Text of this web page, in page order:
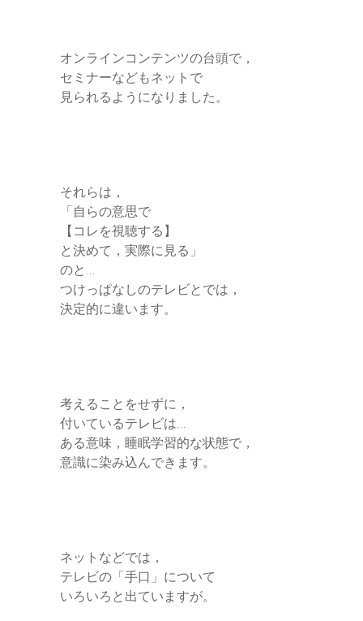
オンラインコンテンツの台頭で，
セミナーなどもネットで
見られるようになりました。
それらは，
「自らの意思で
【コレを視聴する】
と決めて，実際に見る」
のと…
つけっぱなしのテレビとでは，
決定的に違います。
考えることをせずに，
付いているテレビは…
ある意味，睡眠学習的な状態で，
意識に染み込んできます。
ネットなどでは，
テレビの「手口」について
いろいろと出ていますが。